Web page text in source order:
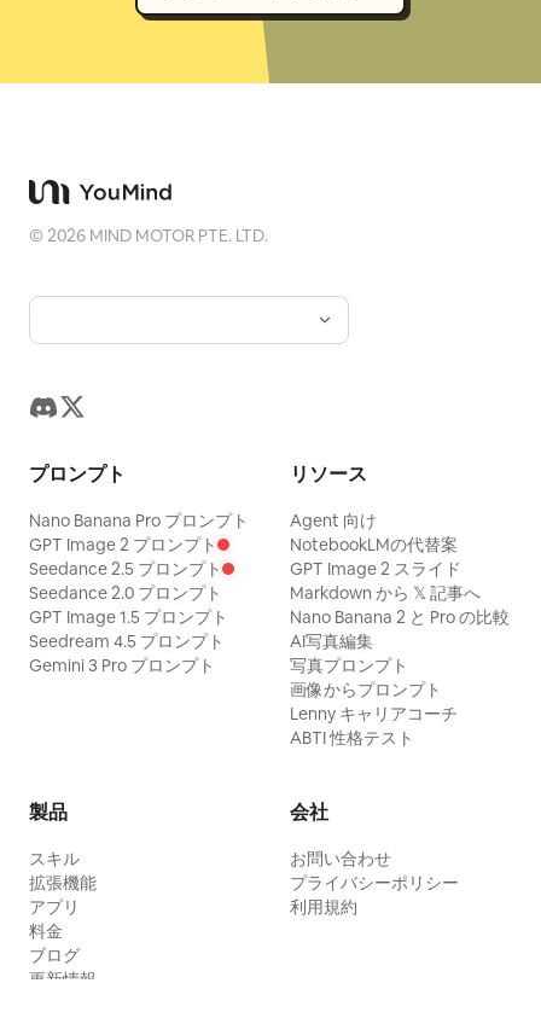
©2026 MIND MOTOR PTE. LTD.
プロンプト
Nano Banana Pro プロンプト
GPT Image 2 プロンプト
Seedance 2.5 プロンプト
Seedance 2.0 プロンプト
GPT Image 1.5 プロンプト
Seedream 4.5 プロンプト
Gemini 3 Pro プロンプト
リソース
Agent 向け
NotebookLMの代替案
GPT Image 2 スライド
Markdown から 𝕏 記事へ
Nano Banana 2 と Pro の比較
AI写真編集
写真プロンプト
画像からプロンプト
Lenny キャリアコーチ
ABTI 性格テスト
製品
スキル
拡張機能
アプリ
料金
ブログ
更新情報
会社
お問い合わせ
プライバシーポリシー
利用規約